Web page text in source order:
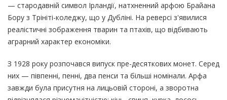
— стародавній символ Ірландії, натхненний арфою Брайана
Бору з Трініті-коледжу, що у Дубліні. На реверсі з'явилися
реалістичні зображення тварин та птахів, що відбивають
аграрний характер економіки.
З 1928 року розпочався випуск пре-десяткових монет. Серед
них — півпенні, пенні, два пенси та більші номінали. Арфа
завжди була присутня на лицьовій стороні, а зворотна